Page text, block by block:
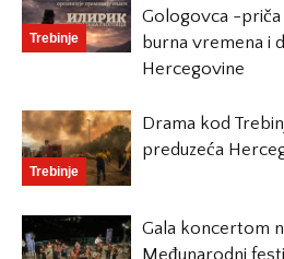
Trebinje
Gologovca -
burna vremena i
Hercegovine
Trebinje
Drama kod
preduzeća
Gala koncertom
Međunarodni